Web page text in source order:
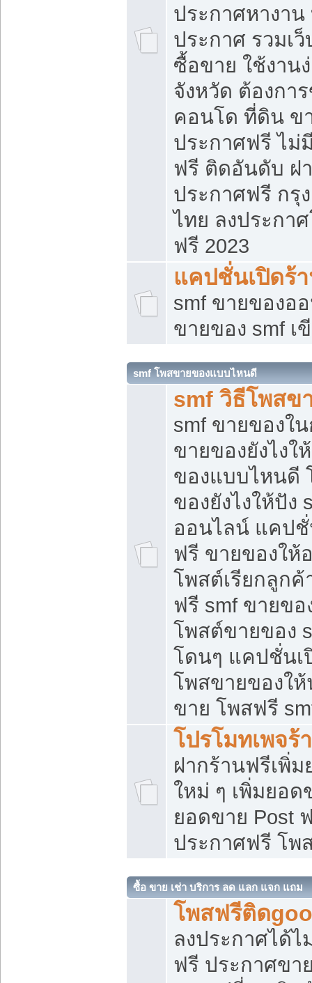
ประกาศหางาน
ประกาศ รวมเ
ซื้อขาย ใช้งาน
จังหวัด ต้องกา
คอนโด ที่ดิน ข
ประกาศฟรี ไม่
ฟรี ติดอันดับ ฝ
ประกาศฟรี กรุ
ไทย ลงประกา
ฟรี 2023
แคปชั่นเปิดร้
smf ขายของอ
ขายของ smf เ
smf โพสขายของแบบไหนดี
smf วิธีโพสข
smf ขายของใ
ขายของยังไง
ของแบบไหนดี
ของยังไงให้ปั
ออนไลน์ แคป
ฟรี ขายของให้
โพสต์เรียกลูกค้
ฟรี smf ขายขอ
โพสต์ขายของ
โดนๆ แคปชั่นเ
โพสขายของใ
ขาย โพสฟรี
โปรโมทเพจร้
ฝากร้านฟรีเพิ่
ใหม่ ๆ เพิ่มยอด
ยอดขาย Post
ประกาศฟรี โพ
ซื้อ ขาย เช่า บริการ ลด แลก แจก แถม
โพสฟรีติด
ลงประกาศได้
ฟรี ประกาศข